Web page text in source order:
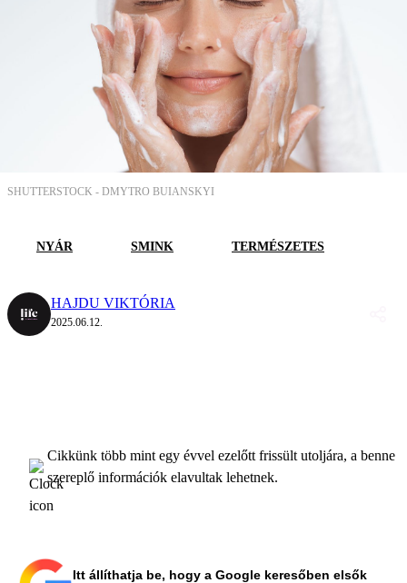
SHUTTERSTOCK - DMYTRO BUIANSKYI
NYÁR SMINK TERMÉSZETES
HAJDU VIKTÓRIA
2025.06.12.
Cikkünk több mint egy évvel ezelőtt frissült utoljára, a benne
szereplő információk elavultak lehetnek.
Itt állíthatja be, hogy a Google keresőben elsők